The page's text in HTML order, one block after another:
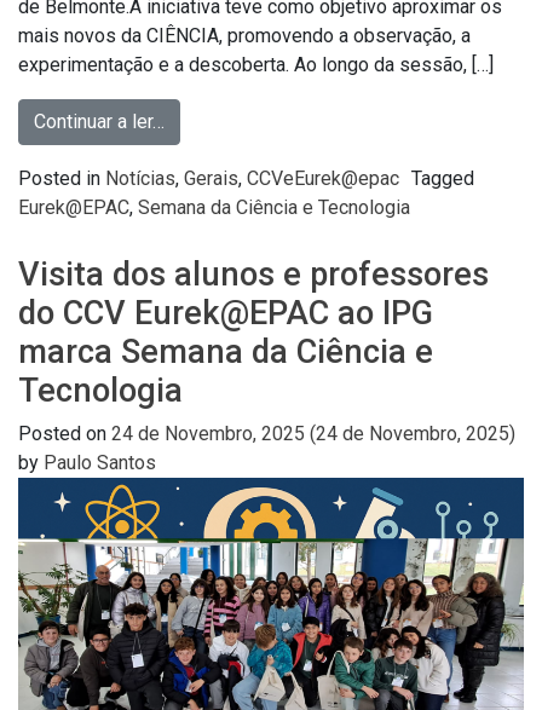
de Belmonte.A iniciativa teve como objetivo aproximar os
mais novos da CIÊNCIA, promovendo a observação, a
experimentação e a descoberta. Ao longo da sessão, […]
Continuar a ler…
Posted in Notícias, Gerais, CCVeEurek@epac Tagged
Eurek@EPAC, Semana da Ciência e Tecnologia
Visita dos alunos e professores
do CCV Eurek@EPAC ao IPG
marca Semana da Ciência e
Tecnologia
Posted on 24 de Novembro, 2025 (24 de Novembro, 2025)
by Paulo Santos